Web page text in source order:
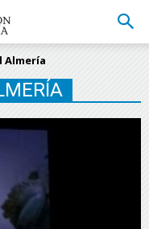
Almería